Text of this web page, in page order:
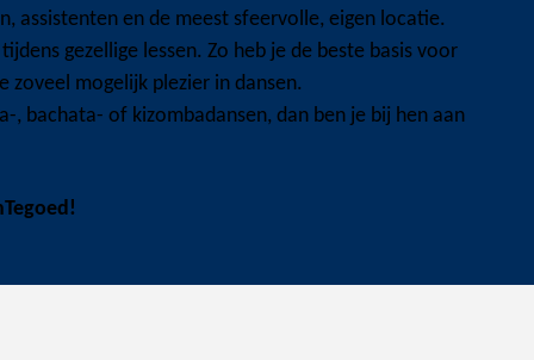
assistenten en de meest sfeervolle, eigen locatie.
gezellige lessen. Zo heb je de beste basis voor
zoveel mogelijk plezier in dansen.
, bachata- of kizombadansen, dan ben je bij hen aan